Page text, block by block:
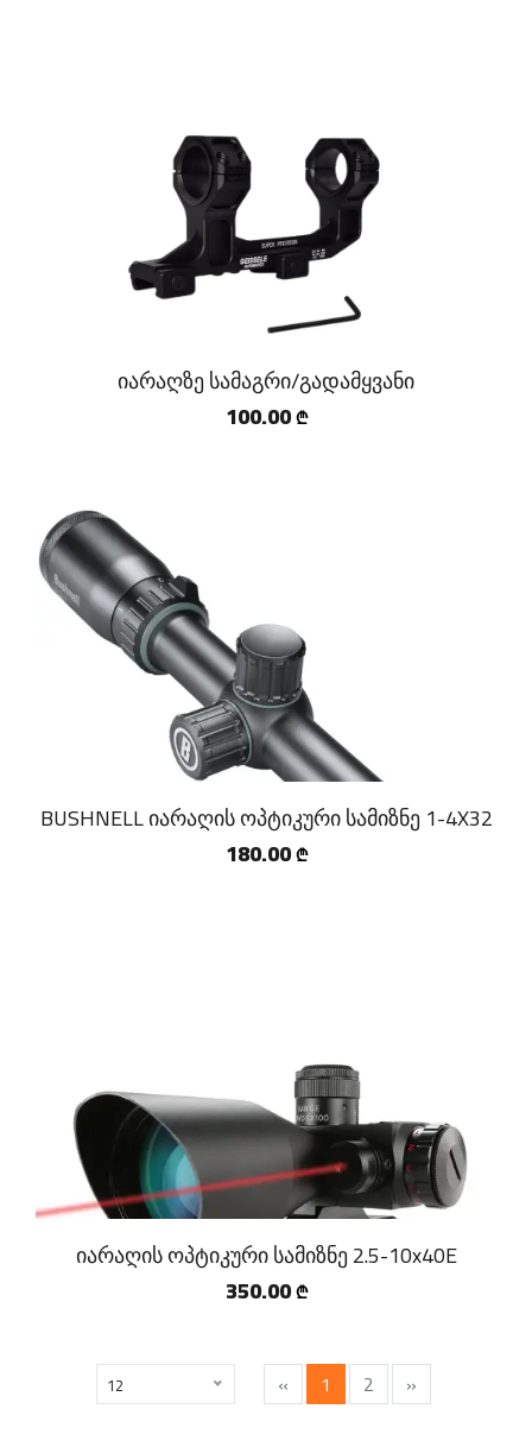
იარაღზე სამაგრი/გადამყვანი
100.00 ₾
BUSHNELL იარაღის ოპტიკური სამიზნე 1-4X32
180.00 ₾
იარაღის ოპტიკური სამიზნე 2.5-10x40E
350.00 ₾
12 « 1 2 »